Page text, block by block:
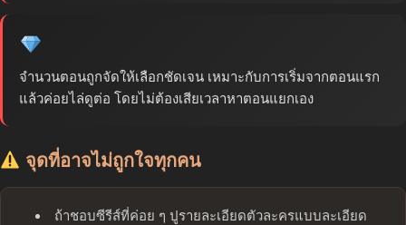
จำนวนตอนถูกจัดให้เลือกชัดเจน เหมาะกับการเริ่มจากตอนแรก
แล้วค่อยไล่ดูต่อ โดยไม่ต้องเสียเวลาหาตอนแยกเอง
จุดที่อาจไม่ถูกใจทุกคน
ถ้าชอบซีรีส์ที่ค่อย ๆ ปูรายละเอียดตัวละครแบบละเอียด